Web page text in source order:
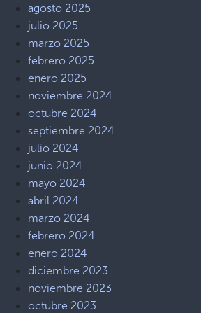
agosto 2025
julio 2025
marzo 2025
febrero 2025
enero 2025
noviembre 2024
octubre 2024
septiembre 2024
julio 2024
junio 2024
mayo 2024
abril 2024
marzo 2024
febrero 2024
enero 2024
diciembre 2023
noviembre 2023
octubre 2023